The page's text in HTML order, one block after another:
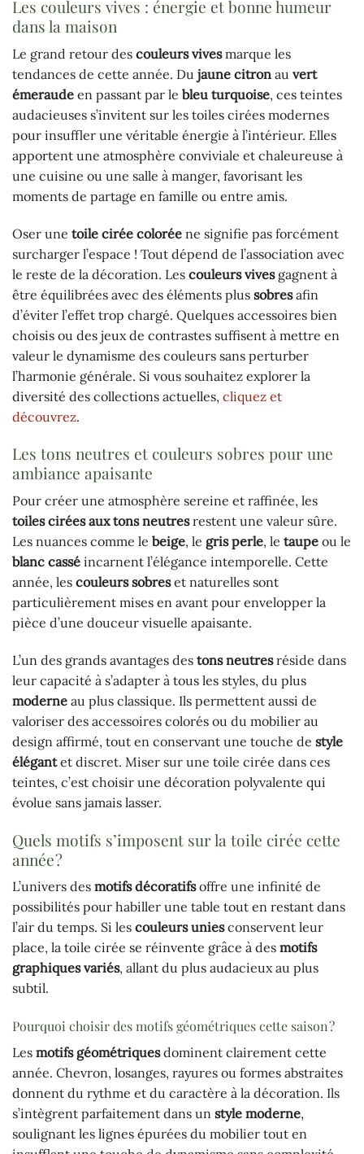
Les couleurs vives : énergie et bonne humeur
dans la maison
Le grand retour des couleurs vivesmarque les
tendances de cette année. Du jaune citron au vert
émeraude en passant par le bleu turquoise, ces teintes
audacieuses s’invitent sur les toiles cirées modernes
pour insuffler une véritable énergie à l’intérieur. Elles
apportent une atmosphère conviviale et chaleureuse à
une cuisine ou une salle à manger, favorisant les
moments de partage en famille ou entre amis.
Oser une toile cirée colorée ne signifie pas forcément
surcharger l’espace ! Tout dépend de l’association avec
le reste de la décoration. Les couleurs vivesgagnent à
être équilibrées avec des éléments plus sobresafin
d’éviter l’effet trop chargé. Quelques accessoires bien
choisis ou des jeux de contrastes suffisent à mettre en
valeur le dynamisme des couleurs sans perturber
l’harmonie générale. Si vous souhaitez explorer la
diversité des collections actuelles, cliquez et
découvrez.
Les tons neutres et couleurs sobres pour une
ambiance apaisante
Pour créer une atmosphère sereine et raffinée, les
toiles cirées aux tons neutresrestent une valeur sûre.
Les nuances comme le beige, le gris perle, le taupe ou le
blanc cassé incarnent l’élégance intemporelle. Cette
année, les couleurs sobreset naturelles sont
particulièrement mises en avant pour envelopper la
pièce d’une douceur visuelle apaisante.
L’un des grands avantages des tons neutresréside dans
leur capacité à s’adapter à tous les styles, du plus
moderne au plus classique. Ils permettent aussi de
valoriser des accessoires colorés ou du mobilier au
design affirmé, tout en conservant une touche de style
élégantet discret. Miser sur une toile cirée dans ces
teintes, c’est choisir une décoration polyvalente qui
évolue sans jamais lasser.
Quels motifs s’imposent sur la toile cirée cette
année ?
L’univers des motifs décoratifsoffre une infinité de
possibilités pour habiller une table tout en restant dans
l’air du temps. Si les couleurs uniesconservent leur
place, la toile cirée se réinvente grâce à des motifs
graphiques variés, allant du plus audacieux au plus
subtil.
Pourquoi choisir des motifs géométriques cette saison ?
Les motifs géométriquesdominent clairement cette
année. Chevron, losanges, rayures ou formes abstraites
donnent du rythme et du caractère à la décoration. Ils
s’intègrent parfaitement dans un style moderne,
soulignant les lignes épurées du mobilier tout en